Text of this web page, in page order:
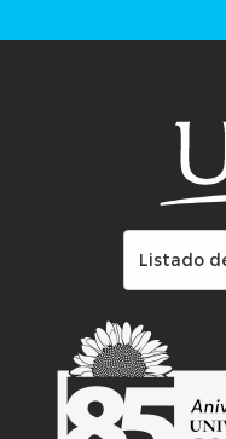
Listado